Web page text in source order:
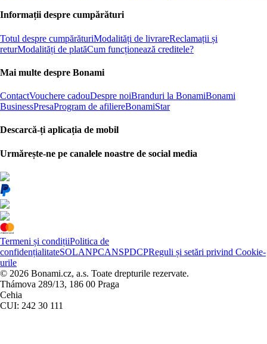
Informații despre cumpărături
Totul despre cumpărăturiModalități de livrareReclamații și
returModalități de platăCum funcționează creditele?
Mai multe despre Bonami
ContactVouchere cadouDespre noiBranduri la BonamiBonami
BusinessPresaProgram de afiliereBonamiStar
Descarcă-ți aplicația de mobil
Urmărește-ne pe canalele noastre de social media
Termeni și condițiiPolitica de
confidențialitateSOLANPCANSPDCPReguli și setări privind Cookie-
urile
© 2026 Bonami.cz, a.s. Toate drepturile rezervate.
Thámova 289/13, 186 00 Praga
Cehia
CUI: 242 30 111